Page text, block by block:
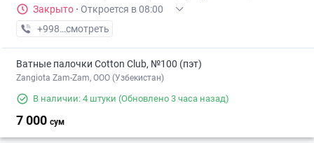
Закрыто · Откроется в 08:00
+998 (77) XXX-XX-XX
смотреть
Ватные палочки Cotton Club, №100 (пэт)
Zangiota Zam-Zam, OOO (Узбекистан)
В наличии: 4 штуки (Обновлено 3 часа назад)
7 000 сум